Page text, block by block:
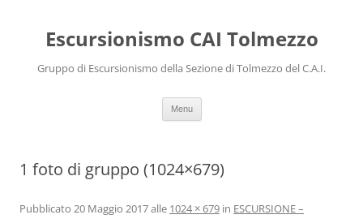
Escursionismo CAI Tolmezzo
Gruppo di Escursionismo della Sezione di Tolmezzo del C.A.I.
Menu Vai al contenuto
1 foto di gruppo (1024×679)
Pubblicato 20 Maggio 2017alle 1024 × 679 in ESCURSIONE –